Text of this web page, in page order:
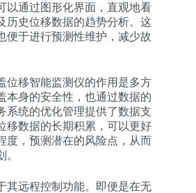
以通过图形化界面，直观地看
历史位移数据的趋势分析。这
便于进行预测性维护，减少故
位移智能监测仪的作用是多方
本身的安全性，也通过数据的
系统的优化管理提供了数据支
移数据的长期积累，可以更好
度，预测潜在的风险点，从而
其远程控制功能。即便是在无